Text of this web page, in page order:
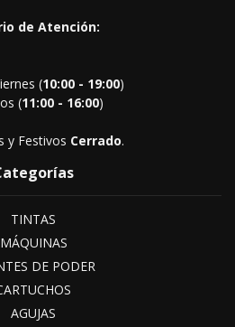
de Atención:
(10:00 - 19:00)
(11:00 - 16:00)
y Festivos Cerrado.
TINTAS
MÁQUINAS
DE PODER
AGUJAS